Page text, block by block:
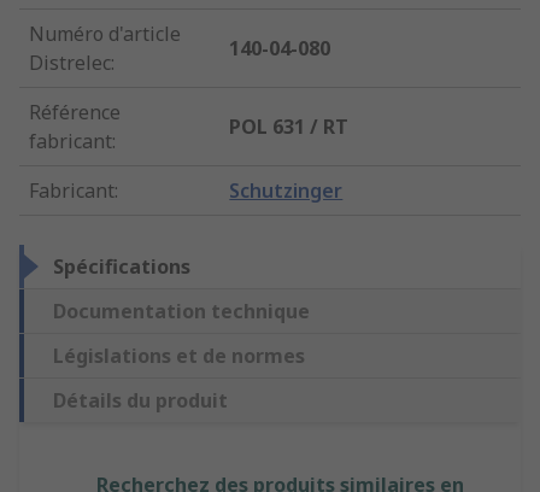
Numéro d'article
Distrelec:
140-04-080
Référence
fabricant:
POL 631 / RT
Fabricant: Schutzinger
Spécifications
Documentation technique
Législations et de normes
Détails du produit
Recherchez des produits similaires en